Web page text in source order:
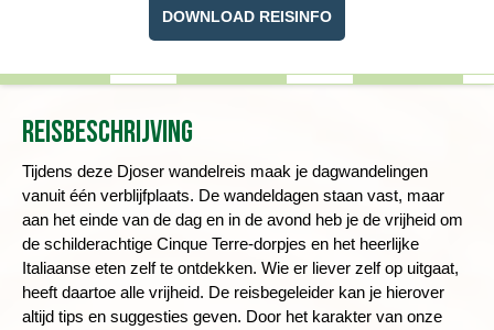
DOWNLOAD REISINFO
Reisbeschrijving
Tijdens deze Djoser wandelreis maak je dagwandelingen
vanuit één verblijfplaats. De wandeldagen staan vast, maar
aan het einde van de dag en in de avond heb je de vrijheid om
de schilderachtige Cinque Terre-dorpjes en het heerlijke
Italiaanse eten zelf te ontdekken. Wie er liever zelf op uitgaat,
heeft daartoe alle vrijheid. De reisbegeleider kan je hierover
altijd tips en suggesties geven. Door het karakter van onze